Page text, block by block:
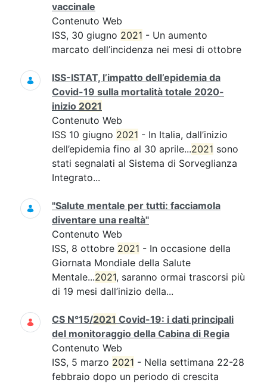
vaccinale
Contenuto Web
ISS, 30 giugno 2021 - Un aumento
marcato dell’incidenza nei mesi di ottobre
ISS-ISTAT, l’impatto dell’epidemia da
Covid-19 sulla mortalità totale 2020-
inizio 2021
Contenuto Web
ISS 10 giugno 2021 - In Italia, dall’inizio
dell’epidemia fino al 30 aprile...2021 sono
stati segnalati al Sistema di Sorveglianza
Integrato...
"Salute mentale per tutti: facciamola
diventare una realtà"
Contenuto Web
ISS, 8 ottobre 2021 - In occasione della
Giornata Mondiale della Salute
Mentale...2021, saranno ormai trascorsi più
di 19 mesi dall’inizio della...
CS N°15/2021 Covid-19: i dati principali
del monitoraggio della Cabina di Regia
Contenuto Web
ISS, 5 marzo 2021 - Nella settimana 22-28
febbraio dopo un periodo di crescita